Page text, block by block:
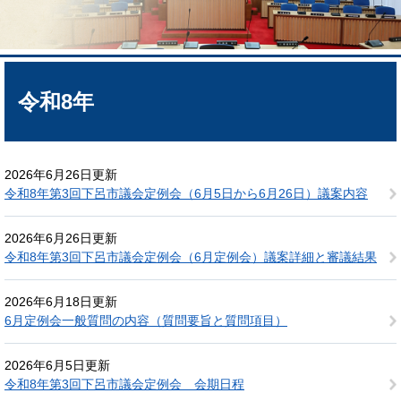
本
令和8年
2026年6月26日更新
令和8年第3回下呂市議会定例会（6月5日から6月26日）議案内容
2026年6月26日更新
令和8年第3回下呂市議会定例会（6月定例会）議案詳細と審議結果
2026年6月18日更新
6月定例会一般質問の内容（質問要旨と質問項目）
2026年6月5日更新
令和8年第3回下呂市議会定例会 会期日程